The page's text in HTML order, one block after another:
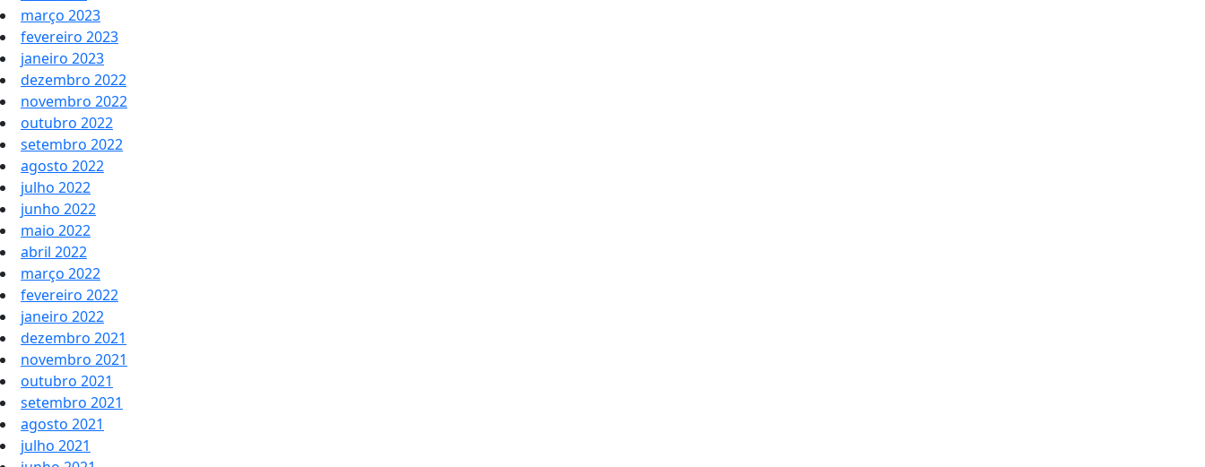
março 2023
fevereiro 2023
janeiro 2023
dezembro 2022
novembro 2022
outubro 2022
setembro 2022
agosto 2022
julho 2022
junho 2022
maio 2022
abril 2022
março 2022
fevereiro 2022
janeiro 2022
dezembro 2021
novembro 2021
outubro 2021
setembro 2021
agosto 2021
julho 2021